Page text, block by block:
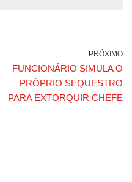
PRÓXIMO
FUNCIONÁRIO SIMULA O
PRÓPRIO SEQUESTRO
PARA EXTORQUIR CHEFE